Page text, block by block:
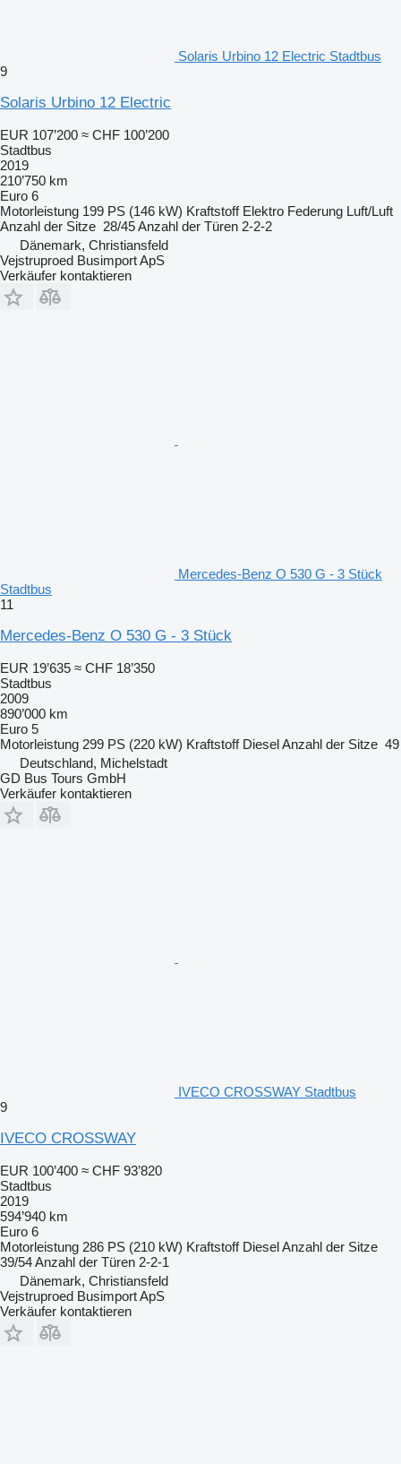
Solaris Urbino 12 Electric Stadtbus
9
Solaris Urbino 12 Electric
EUR 107’200 ≈ CHF 100’200
Stadtbus
2019
210’750 km
Euro 6
Motorleistung 199 PS (146 kW) Kraftstoff Elektro Federung Luft/Luft
Anzahl der Sitze 28/45Anzahl der Türen 2-2-2
Dänemark, Christiansfeld
Vejstruproed Busimport ApS
Verkäufer kontaktieren
Mercedes-Benz O 530 G - 3 Stück
Stadtbus
11
Mercedes-Benz O 530 G - 3 Stück
EUR 19’635 ≈ CHF 18’350
Stadtbus
2009
890’000 km
Euro 5
Motorleistung 299 PS (220 kW) Kraftstoff DieselAnzahl der Sitze 49
Deutschland, Michelstadt
GD Bus Tours GmbH
Verkäufer kontaktieren
IVECO CROSSWAY Stadtbus
9
IVECO CROSSWAY
EUR 100’400 ≈ CHF 93’820
Stadtbus
2019
594’940 km
Euro 6
Motorleistung 286 PS (210 kW) Kraftstoff DieselAnzahl der Sitze
39/54Anzahl der Türen 2-2-1
Dänemark, Christiansfeld
Vejstruproed Busimport ApS
Verkäufer kontaktieren